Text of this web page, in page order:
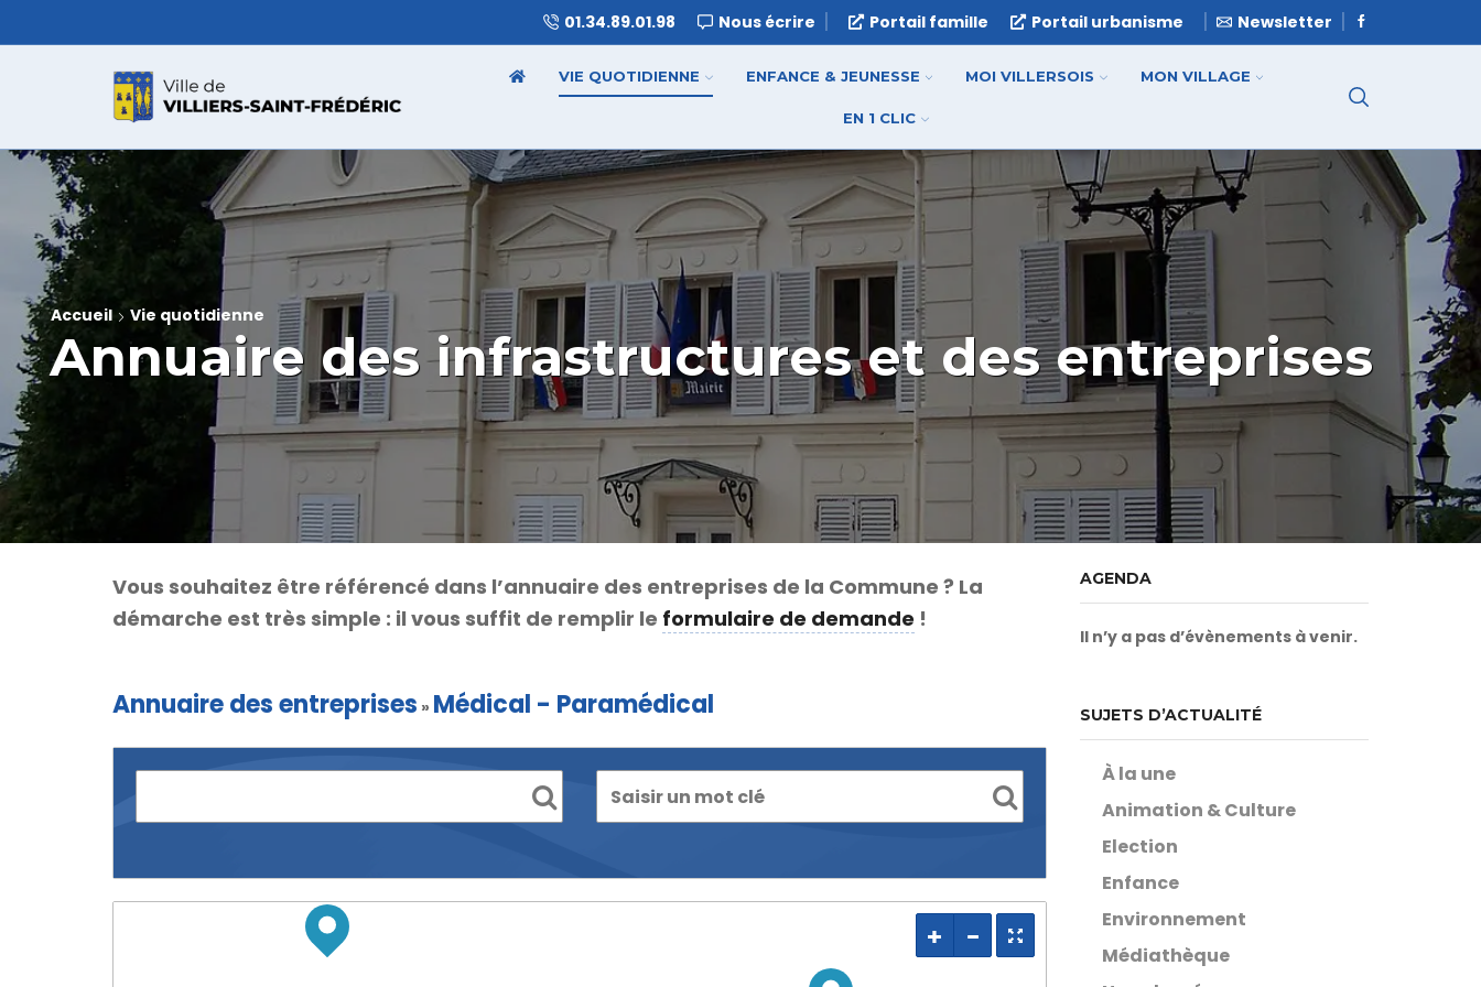
01.34.89.01.98 Nous écrire Portail famille Portail urbanisme Newsletter
VIE QUOTIDIENNE ENFANCE & JEUNESSE MOI VILLERSOIS MON VILLAGE
EN 1 CLIC
Accueil Vie quotidienne
Annuaire des infrastructures et des entreprises
Vous souhaitez être référencé dans l’annuaire des entreprises de la Commune ? La
démarche est très simple : il vous suffit de remplir le formulaire de demande !
Annuaire des entreprises » Médical - Paramédical
AGENDA
Il n’y a pas d’évènements à venir.
SUJETS D’ACTUALITÉ
À la une
Animation & Culture
Election
Enfance
Environnement
Médiathèque